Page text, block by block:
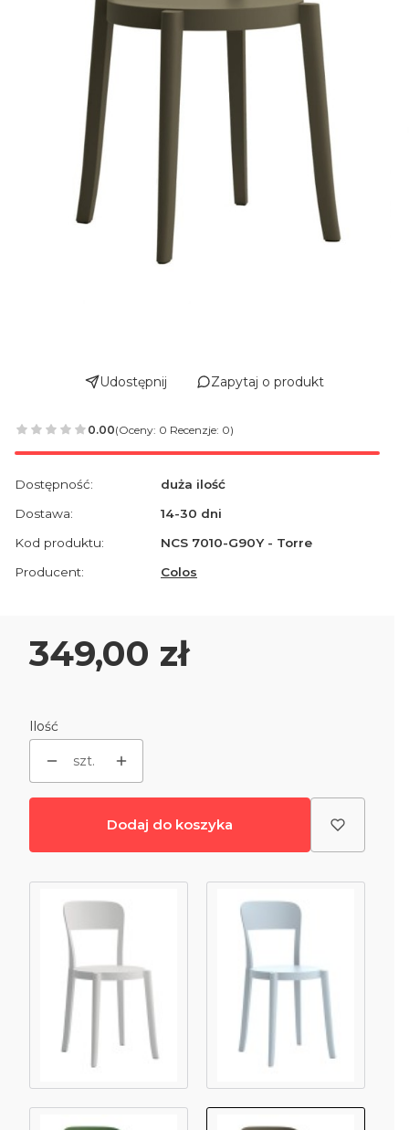
Udostępnij Zapytaj o produkt
0.00(Oceny: 0 Recenzje: 0)
Dostępność:
duża ilość
Dostawa:
14-30 dni
Kod produktu:
NCS 7010-G90Y - Torre
Producent:
Colos
Cena
349,00 zł
Ilość
szt.
Dodaj do koszyka